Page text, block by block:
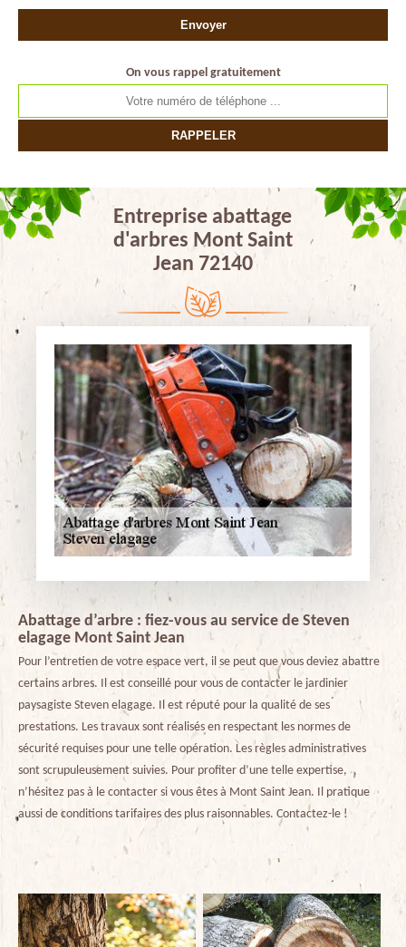
On vous rappel gratuitement
Entreprise abattage
d'arbres Mont Saint
Jean 72140
Abattage d’arbre : fiez-vous au service de Steven
elagage Mont Saint Jean
Pour l’entretien de votre espace vert, il se peut que vous deviez abattre
certains arbres. Il est conseillé pour vous de contacter le jardinier
paysagiste Steven elagage. Il est réputé pour la qualité de ses
prestations. Les travaux sont réalisés en respectant les normes de
sécurité requises pour une telle opération. Les règles administratives
sont scrupuleusement suivies. Pour profiter d’une telle expertise,
n’hésitez pas à le contacter si vous êtes à Mont Saint Jean. Il pratique
aussi de conditions tarifaires des plus raisonnables. Contactez-le !